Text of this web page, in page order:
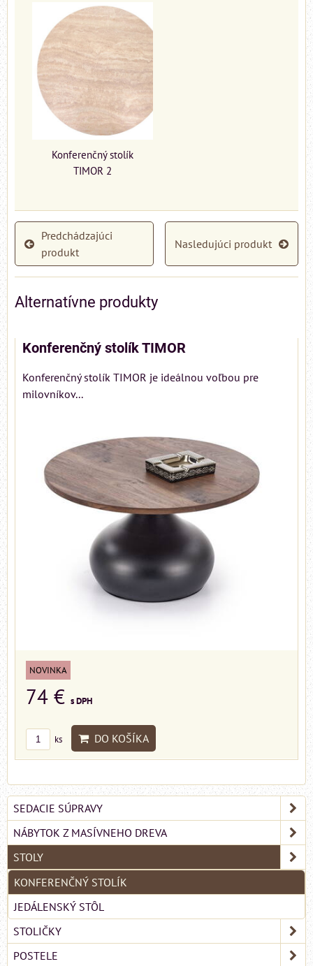
Konferenčný stolík
TIMOR 2
Predchádzajúci
produkt
Nasledujúci produkt
Alternatívne produkty
Konferenčný stolík TIMOR
Konferenčný stolík TIMOR je ideálnou voľbou pre
milovníkov...
NOVINKA
74 € s DPH
ks DO KOŠÍKA
SEDACIE SÚPRAVY
NÁBYTOK Z MASÍVNEHO DREVA
STOLY
KONFERENČNÝ STOLÍK
JEDÁLENSKÝ STÔL
STOLIČKY
POSTELE